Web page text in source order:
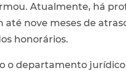
Atualmente, há
até nove meses de
honorários.
o departamento